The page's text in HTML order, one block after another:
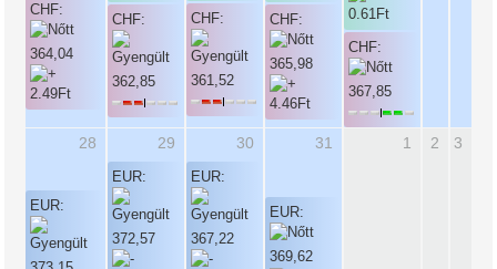
CHF:
364,04
CHF:
362,85
CHF:
361,52
CHF:
365,98
CHF:
367,85
28
EUR:
29
EUR:
372,57
30
EUR:
367,22
31
EUR:
369,62
1 2 3